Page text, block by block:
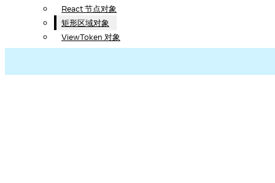
React 节点对象
矩形区域对象
ViewToken 对象